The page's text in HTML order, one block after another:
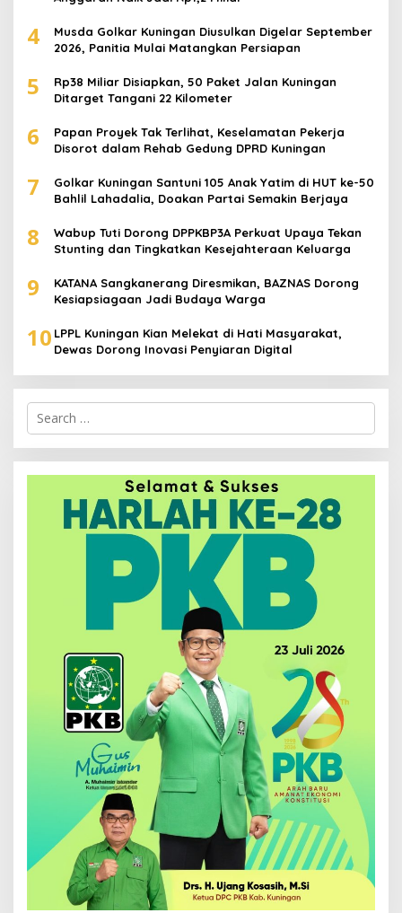
4
Musda Golkar Kuningan Diusulkan Digelar September
2026, Panitia Mulai Matangkan Persiapan
5
Rp38 Miliar Disiapkan, 50 Paket Jalan Kuningan
Ditarget Tangani 22 Kilometer
6
Papan Proyek Tak Terlihat, Keselamatan Pekerja
Disorot dalam Rehab Gedung DPRD Kuningan
7
Golkar Kuningan Santuni 105 Anak Yatim di HUT ke-50
Bahlil Lahadalia, Doakan Partai Semakin Berjaya
8
Wabup Tuti Dorong DPPKBP3A Perkuat Upaya Tekan
Stunting dan Tingkatkan Kesejahteraan Keluarga
9
KATANA Sangkanerang Diresmikan, BAZNAS Dorong
Kesiapsiagaan Jadi Budaya Warga
10 LPPL Kuningan Kian Melekat di Hati Masyarakat,
Dewas Dorong Inovasi Penyiaran Digital
Search
for: